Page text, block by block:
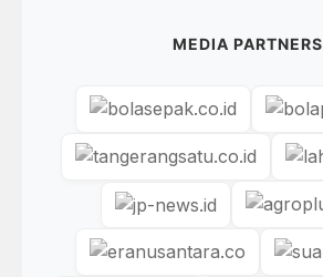
MEDIA PARTNERS